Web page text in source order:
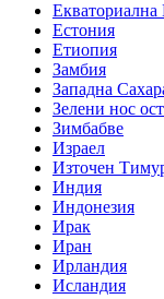
Екваториална
Естония
Етиопия
Замбия
Западна
Зелени нос
Зимбабве
Израел
Източен
Индия
Индонезия
Ирак
Иран
Ирландия
Исландия